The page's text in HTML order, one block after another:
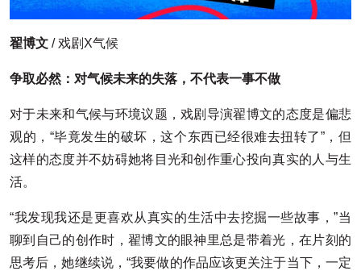
翟博文 / 戏剧X气候
争取必然：对气候未来的失落，不代表一事不做
对于未来和气候与环境议题，戏剧导演翟博文的态度是偏悲
观的，“毕竟发生的破坏，这个东西已经很难去扭转了”，但
这样的态度并不妨碍她将目光和创作重心投向真实的人与生
活。
“我发现我还是更喜欢从真实的生活中去挖掘一些故事，”当
聊到自己的创作时，翟博文的眼神里总是带着光，在片刻的
思考后，她继续说，“我要做的作品应该更关注于当下，一定